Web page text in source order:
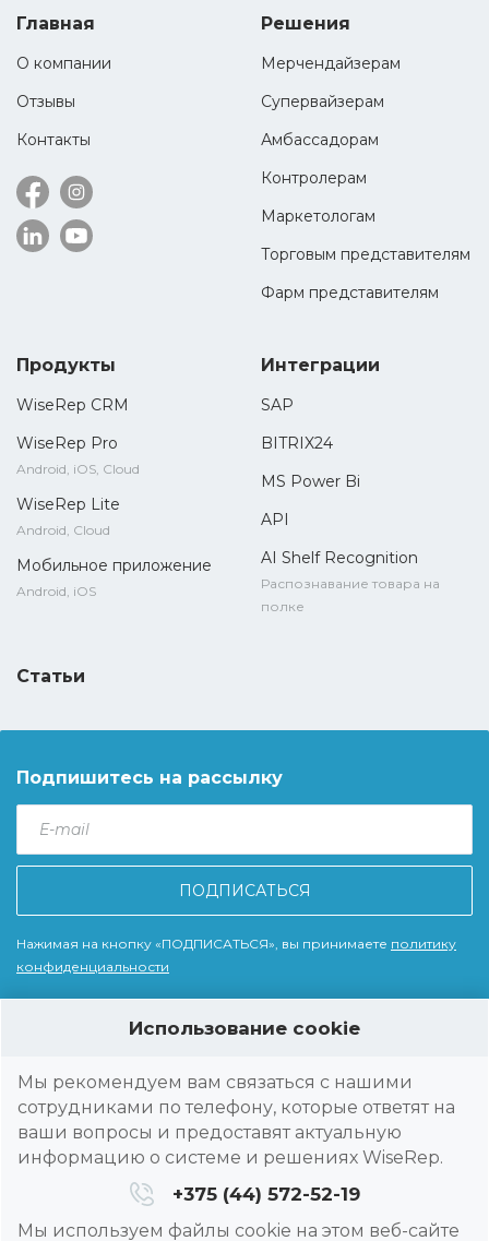
Главная
О компании
Отзывы
Контакты
Решения
Мерчендайзерам
Супервайзерам
Амбассадорам
Контролерам
Маркетологам
Торговым представителям
Фарм представителям
Продукты
WiseRep CRM
WiseRep Pro
Android, iOS, Cloud
WiseRep Lite
Android, Cloud
Мобильное приложение
Android, iOS
Интеграции
SAP
BITRIX24
MS Power Bi
API
AI Shelf Recognition
Распознавание товара на
полке
Статьи
Подпишитесь на рассылку
mail
Нажимая на кнопку «ПОДПИСАТЬСЯ», вы принимаете политику
конфиденциальности
автоматизировать работу полевых сотрудников из различных
рыночных отраслей - производство и дистрибуция продуктов
рекламные агентства.
Конфиденциальность и условия
Использование cookie
Мы рекомендуем вам связаться с нашими
сотрудниками по телефону, которые ответят на
ваши вопросы и предоставят актуальную
информацию о системе и решениях WiseRep.
+375 (44) 572-52-19
Мы используем файлы cookie на этом веб-сайте